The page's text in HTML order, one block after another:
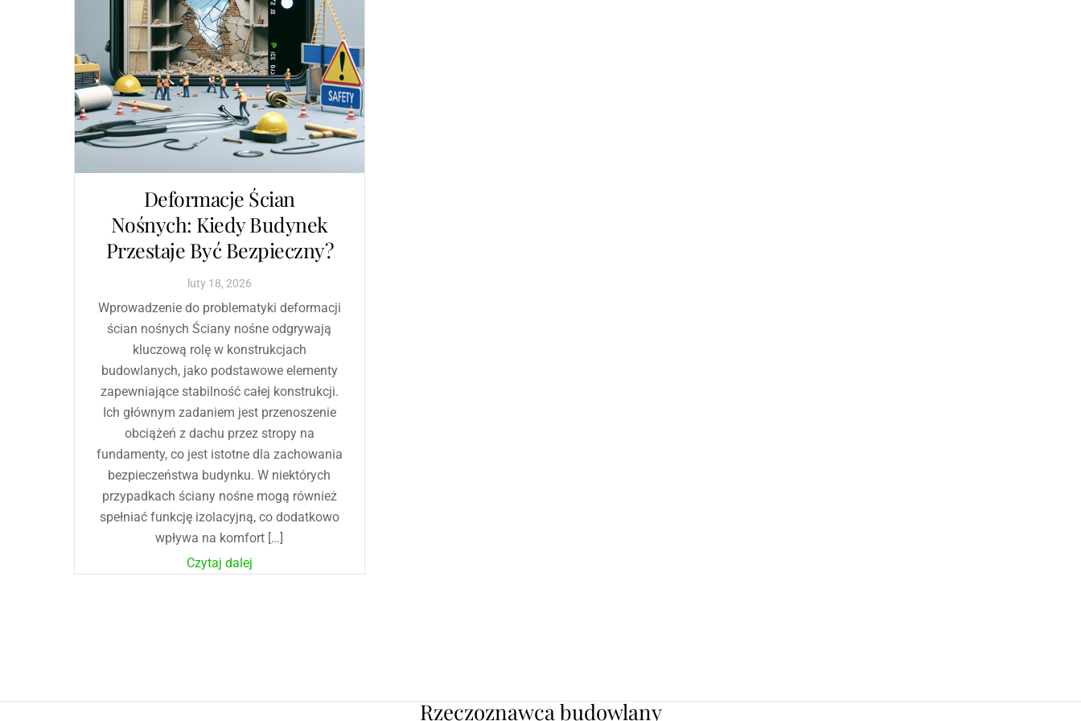
Deformacje Ścian
Nośnych: Kiedy Budynek
Przestaje Być Bezpieczny?
luty 18, 2026
Wprowadzenie do problematyki deformacji
ścian nośnych Ściany nośne odgrywają
kluczową rolę w konstrukcjach
budowlanych, jako podstawowe elementy
zapewniające stabilność całej konstrukcji.
Ich głównym zadaniem jest przenoszenie
obciążeń z dachu przez stropy na
fundamenty, co jest istotne dla zachowania
bezpieczeństwa budynku. W niektórych
przypadkach ściany nośne mogą również
spełniać funkcję izolacyjną, co dodatkowo
wpływa na komfort […]
Czytaj dalej
Rzeczoznawca budowlany